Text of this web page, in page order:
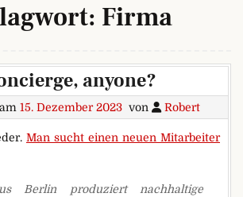
Firma
anyone?
15. Dezember 2023 von Robert
Man sucht einen neuen Mitarbeiter
Berlin produziert nachhaltige